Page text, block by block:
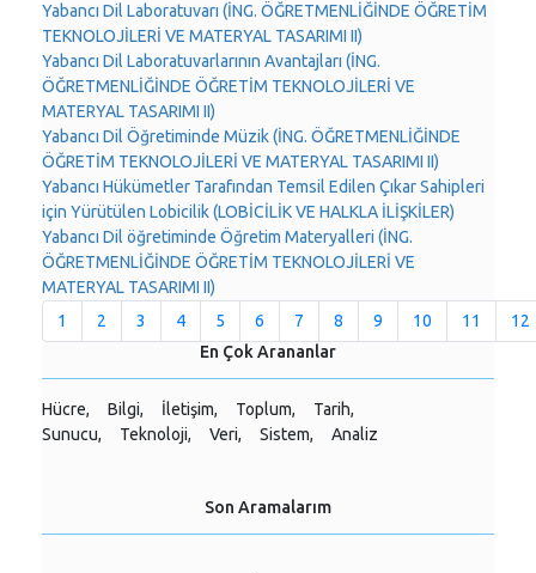
Yabancı Dil Laboratuvarı (İNG. ÖĞRETMENLİĞİNDE ÖĞRETİM
TEKNOLOJİLERİ VE MATERYAL TASARIMI II)
Yabancı Dil Laboratuvarlarının Avantajları (İNG.
ÖĞRETMENLİĞİNDE ÖĞRETİM TEKNOLOJİLERİ VE
MATERYAL TASARIMI II)
Yabancı Dil Öğretiminde Müzik (İNG. ÖĞRETMENLİĞİNDE
ÖĞRETİM TEKNOLOJİLERİ VE MATERYAL TASARIMI II)
Yabancı Hükümetler Tarafından Temsil Edilen Çıkar Sahipleri
için Yürütülen Lobicilik (LOBİCİLİK VE HALKLA İLİŞKİLER)
Yabancı Dil öğretiminde Öğretim Materyalleri (İNG.
ÖĞRETMENLİĞİNDE ÖĞRETİM TEKNOLOJİLERİ VE
MATERYAL TASARIMI II)
1
2 3 4 5 6 7 8 9 10 11
12
En Çok Arananlar
Hücre, Bilgi, İletişim, Toplum,
Tarih,
Sunucu,
Teknoloji, Veri, Sistem, Analiz
Son Aramalarım